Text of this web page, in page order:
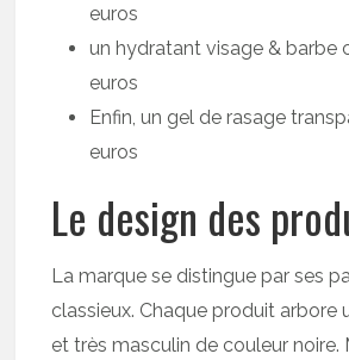
euros
un hydratant visage & barbe
euros
Enfin, un gel de rasage
euros
Le design des
La marque se distingue par ses
classieux. Chaque produit arbore
et très masculin de couleur noire.